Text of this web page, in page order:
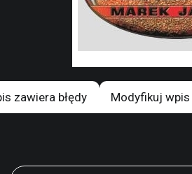
zawiera błędy Modyfikuj wpis